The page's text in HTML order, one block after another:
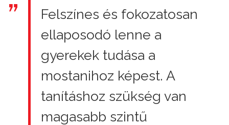
Felszínes és fokozatosan
ellaposodó lenne a
gyerekek tudása a
mostanihoz képest. A
tanításhoz szükség van
magasabb szintű